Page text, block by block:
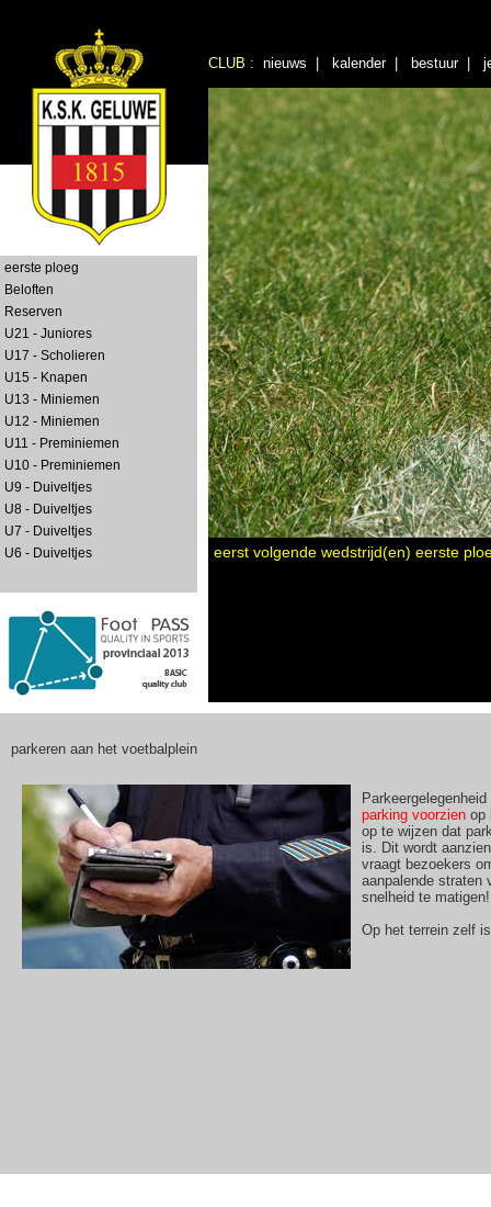
CLUB : nieuws kalender| bestuur|
eerste ploeg
Beloften
Reserven
U21 - Juniores
U17 - Scholieren
U15 - Knapen
U13 - Miniemen
U12 - Miniemen
U11 - Preminiemen
U10 - Preminiemen
U9 - Duiveltjes
U8 - Duiveltjes
U7 - Duiveltjes
U6 - Duiveltjes
eerst volgende wedstrijd(en) eerste
parkeren aan het voetbalplein
parking voorzien op
op te wijzen dat
is. Dit wordt
vraagt bezoekers
aanpalende straten
snelheid te matigen!
Op het terrein zelf